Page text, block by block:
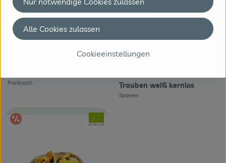
, Herkunft:
Frankreich
6,99 €
Trauben weiß kernlos
, Herkunft:
Spanien
eingeplant
, Verband:
, Kontrollstelle:
DE-ÖKO-006
Cookieeinstellungen
Alle Cookies zulassen